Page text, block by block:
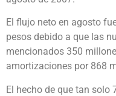
El flujo neto en agosto
pesos debido a que las
mencionados 350
amortizaciones por 868
El hecho de que tan